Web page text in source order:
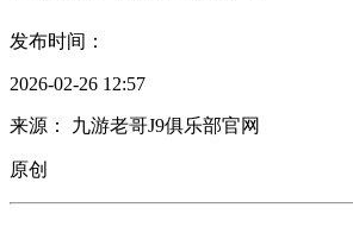
发布时间：
2026-02-26 12:57
来源： 九游老哥J9俱乐部官网
原创